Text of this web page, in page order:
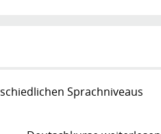
Sprachniveaus